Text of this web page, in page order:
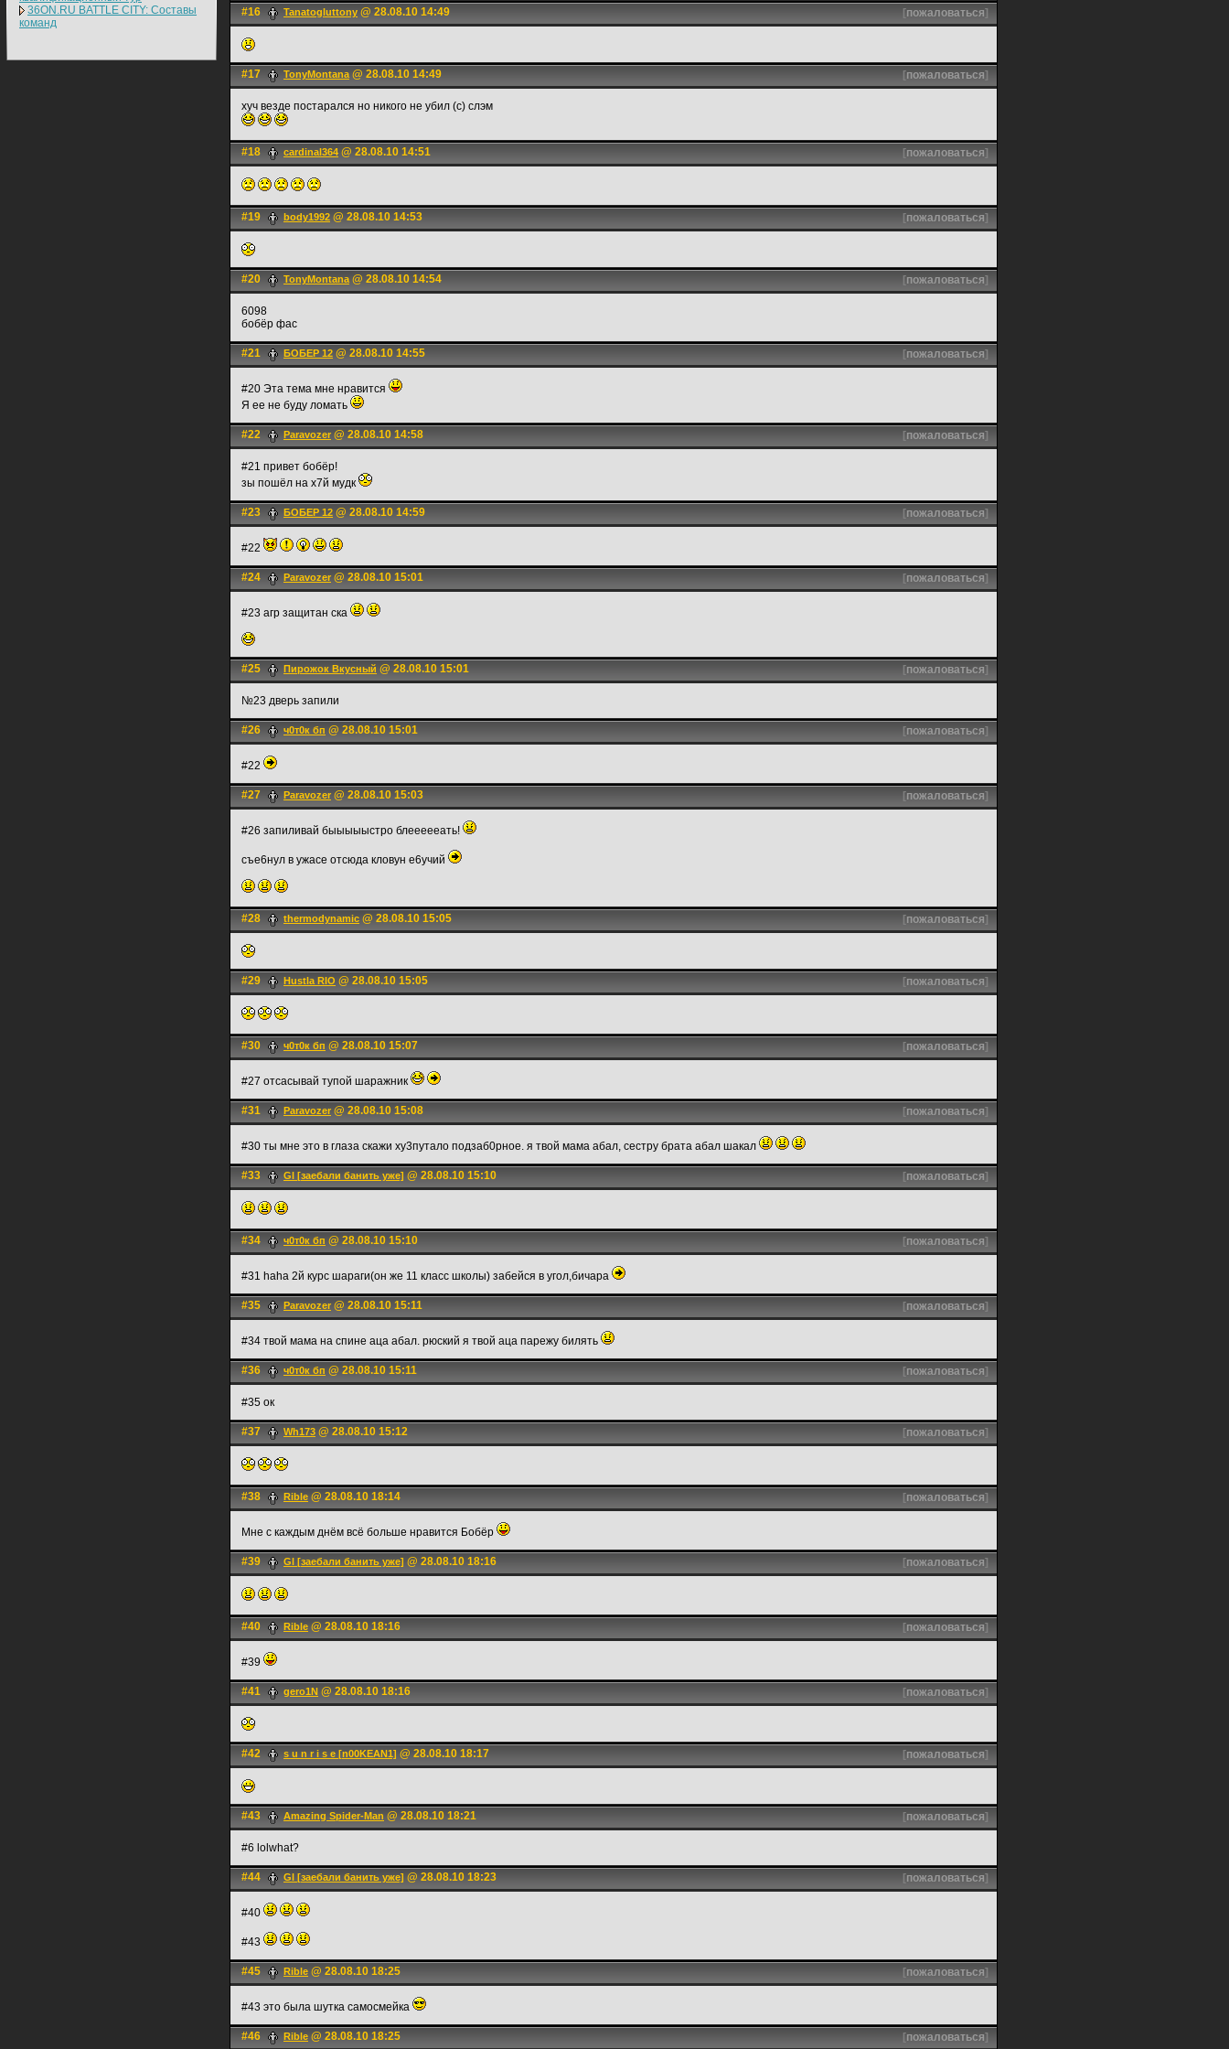
36ON.RU BATTLE CITY: Составы
команд
#16 Tanatogluttony @ 28.08.10 14:49 [пожаловаться]
#17 TonyMontana@ 28.08.10 14:49 [пожаловаться]
хуч везде постарался но никого не убил (с) слэм
#18 cardinal364 @ 28.08.10 14:51 [пожаловаться]
#19 body1992 @ 28.08.10 14:53 [пожаловаться]
#20 TonyMontana@ 28.08.10 14:54 [пожаловаться]
6098
бобёр фас
#21 БОБЕР 12 @ 28.08.10 14:55 [пожаловаться]
#20 Эта тема мне нравится
Я ее не буду ломать
#22 Paravozer @ 28.08.10 14:58 [пожаловаться]
#21 привет бобёр!
зы пошёл на х7й мудк
#23 БОБЕР 12 @ 28.08.10 14:59 [пожаловаться]
#22
#24 Paravozer @ 28.08.10 15:01 [пожаловаться]
#23 агр защитан ска
#25 Пирожок Вкусный @ 28.08.10 15:01 [пожаловаться]
№23 дверь запили
#26 ч0т0к бп @ 28.08.10 15:01 [пожаловаться]
#22
#27 Paravozer @ 28.08.10 15:03 [пожаловаться]
#26 запиливай быыыыыстро блеееееать!
съе6нул в ужасе отсюда кловун е6учий
#28 thermodynamic @ 28.08.10 15:05 [пожаловаться]
#29 Hustla RIO @ 28.08.10 15:05 [пожаловаться]
#30 ч0т0к бп @ 28.08.10 15:07 [пожаловаться]
#27 отсасывай тупой шаражник
#31 Paravozer @ 28.08.10 15:08 [пожаловаться]
#30 ты мне это в глаза скажи ху3путало подзаб0рное. я твой мама абал, сестру брата абал шакал
#33 Gl [заебали банить уже] @ 28.08.10 15:10 [пожаловаться]
#34 ч0т0к бп @ 28.08.10 15:10 [пожаловаться]
#31 haha 2й курс шараги(он же 11 класс школы) забейся в угол,бичара
#35 Paravozer @ 28.08.10 15:11 [пожаловаться]
#34 твой мама на спине аца абал. рюский я твой аца парежу билять
#36 ч0т0к бп @ 28.08.10 15:11 [пожаловаться]
#35 ок
#37 Wh173 @ 28.08.10 15:12 [пожаловаться]
#38 Rible @ 28.08.10 18:14 [пожаловаться]
Мне с каждым днём всё больше нравится Бобёр
#39 Gl [заебали банить уже] @ 28.08.10 18:16 [пожаловаться]
#40 Rible @ 28.08.10 18:16 [пожаловаться]
#39
#41 gero1N @ 28.08.10 18:16 [пожаловаться]
#42 s u n r i s e [n00KEAN1] @ 28.08.10 18:17 [пожаловаться]
#43 Amazing Spider-Man @ 28.08.10 18:21 [пожаловаться]
#6 lolwhat?
#44 Gl [заебали банить уже] @ 28.08.10 18:23 [пожаловаться]
#40
#43
#45 Rible @ 28.08.10 18:25 [пожаловаться]
#43 это была шутка самосмейка
#46 Rible @ 28.08.10 18:25 [пожаловаться]